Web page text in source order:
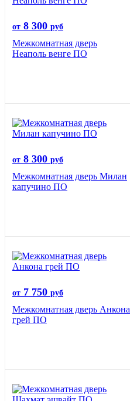
от 8 300 руб
Межкомнатная дверь
Неаполь венге ПО
от 8 300 руб
Межкомнатная дверь Милан
капучино ПО
от 7 750 руб
Межкомнатная дверь Анкона
грей ПО